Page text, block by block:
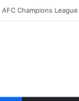
untuk Lingkungan